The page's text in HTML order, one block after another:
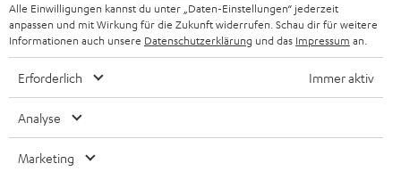
BLUETOOTH-KOPFHÖRER
NEWSLETTER
DEINE VORTEILE BEI TEUFEL
TEUFEL STORY
BELGIEN
FRANKREICH
Alle Einwilligungen kannst du unter „Daten-Einstellungen“ jederzeit
anpassen und mit Wirkung für die Zukunft widerrufen. Schau dir für weitere
Informationen auch unsere Datenschutzerklärung und das Impressum an.
Erforderlich Immer aktiv
Analyse
Marketing